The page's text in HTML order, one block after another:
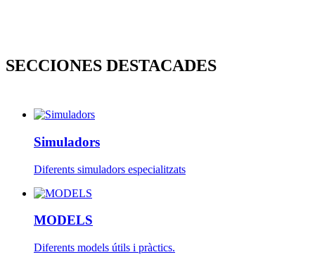
SECCIONES DESTACADES
Simuladors
Diferents simuladors especialitzats
MODELS
Diferents models útils i pràctics.